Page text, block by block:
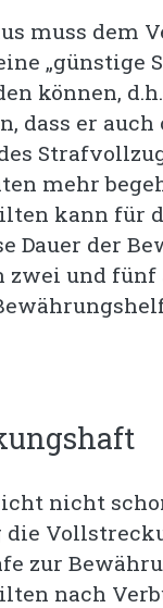
muss dem
„günstige
können,
dass er auch
mehr
kann für
Dauer der
zwei und fünf
nicht
zur
nach